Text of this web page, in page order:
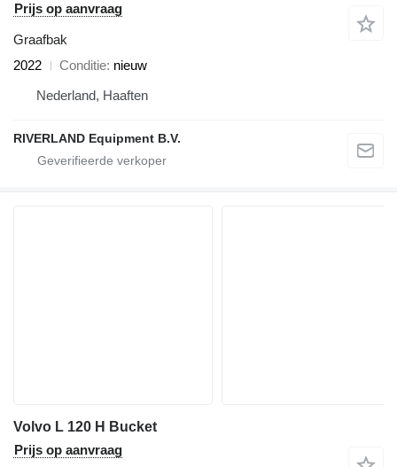
Prijs op aanvraag
Graafbak
2022
Conditie nieuw
Nederland, Haaften
RIVERLAND Equipment B.V.
Volvo L 120 H Bucket
Prijs op aanvraag